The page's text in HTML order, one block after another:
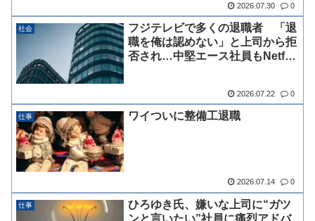
2026.07.30 0
社会
フジテレビで多くの退職者 「退
職を俺は認めない」と上司から拒
否され…中堅エース社員もNetflix
2026.07.22 0
仕事 ワイついに整備工退職
2026.07.14 0
仕事
ひろゆき氏、嫌いな上司に“ガツ
ンと言いたい”社員に痛烈アドバ